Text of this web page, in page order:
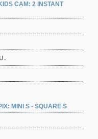
CAM: 2 INSTANT
MINI S - SQUARE S